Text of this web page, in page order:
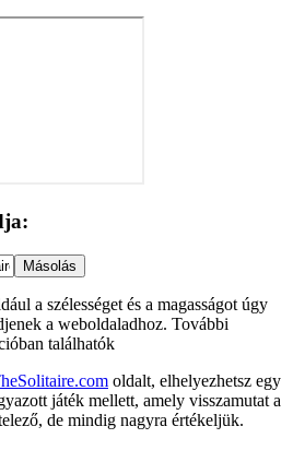
Másolás
a szélességet és a magasságot úgy
a weboldaladhoz. További
találhatók
oldalt, elhelyezhetsz egy
játék mellett, amely visszamutat a
de mindig nagyra értékeljük.